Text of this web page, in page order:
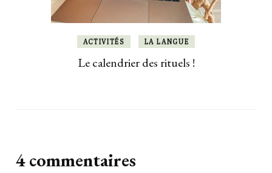
ACTIVITÉS LA LANGUE
Le calendrier des rituels !
4 commentaires